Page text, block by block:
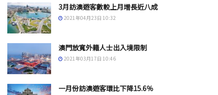
3月訪澳遊客數較上月增長近八成
2021年04月23日 10:32
澳門放寬外籍人士出入境限制
2021年03月17日 10:46
一月份訪澳遊客環比下降15.6％